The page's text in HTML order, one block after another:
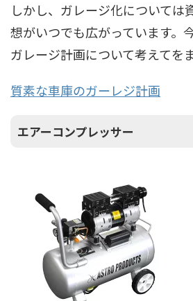
しかし、ガレージ化については
想がいつでも広がっています。
ガレージ計画について考えてを
質素な車庫のガーレジ計画
エアーコンプレッサー